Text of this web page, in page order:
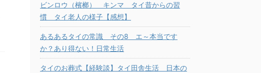
ビンロウ（檳榔） キンマ タイ昔からの習
慣 タイ老人の様子【感想】
あるあるタイの常識 その8 エ～本当です
か？あり得ない！日常生活
タイのお葬式【経験談】タイ田舎生活 日本の